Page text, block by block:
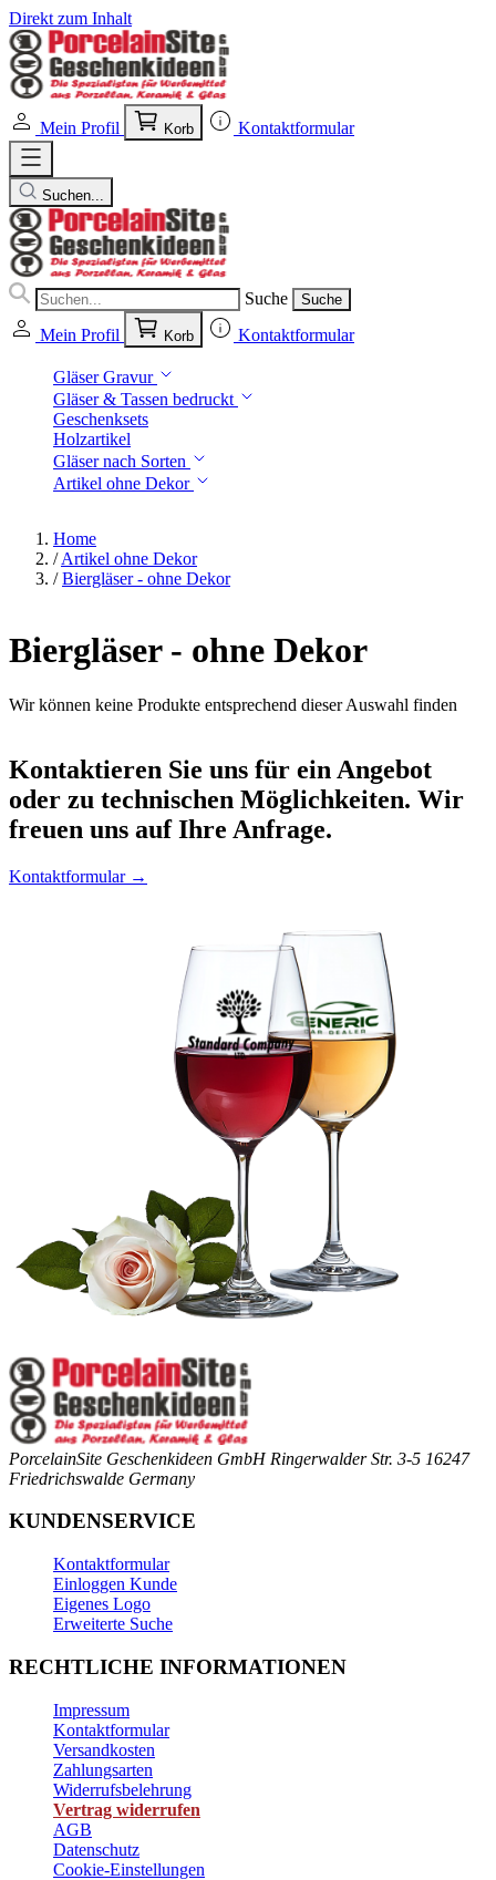
Direkt zum Inhalt
Mein Profil Korb Kontaktformular
Suchen...
Suche Suche
Mein Profil Korb Kontaktformular
Gläser Gravur
Gläser & Tassen bedruckt
Geschenksets
Holzartikel
Gläser nach Sorten
Artikel ohne Dekor
Home
/ Artikel ohne Dekor
/ Biergläser - ohne Dekor
Biergläser - ohne Dekor
Wir können keine Produkte entsprechend dieser Auswahl finden
Kontaktieren Sie uns für ein Angebot
oder zu technischen Möglichkeiten. Wir
freuen uns auf Ihre Anfrage.
Kontaktformular →
PorcelainSite Geschenkideen GmbH Ringerwalder Str. 3-5 16247
Friedrichswalde Germany
KUNDENSERVICE
Kontaktformular
Einloggen Kunde
Eigenes Logo
Erweiterte Suche
RECHTLICHE INFORMATIONEN
Impressum
Kontaktformular
Versandkosten
Zahlungsarten
Widerrufsbelehrung
Vertrag widerrufen
AGB
Datenschutz
Cookie-Einstellungen